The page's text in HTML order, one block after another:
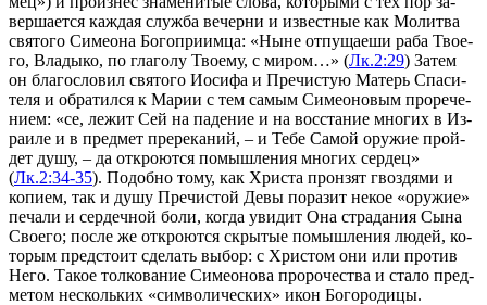
вер­ша­ет­ся каж­дая служ­ба ве­чер­ни и из­вест­ные как Мо­лит­ва
свя­то­го Си­мео­на Бо­го­при­им­ца: «Ны­не от­пу­ща­е­ши ра­ба Тво­е­
го, Вла­ды­ко, по гла­го­лу Тво­е­му, с ми­ром…» (Лк.2:29) За­тем
он бла­го­сло­вил свя­то­го Иоси­фа и Пре­чи­стую Ма­терь Спа­си­
те­ля и об­ра­тил­ся к Ма­рии с тем са­мым Си­мео­но­вым про­ре­че­
ни­ем: «се, ле­жит Сей на па­де­ние и на вос­ста­ние мно­гих в Из­
ра­и­ле и в пред­мет пре­ре­ка­ний, – и Те­бе Са­мой ору­жие прой­
дет ду­шу, – да от­кро­ют­ся по­мыш­ле­ния мно­гих сер­дец»
(Лк.2:34-35). По­доб­но то­му, как Хри­ста прон­зят гвоз­дя­ми и
ко­пи­ем, так и ду­шу Пре­чи­стой Де­вы по­ра­зит не­кое «ору­жие»
пе­ча­ли и сер­деч­ной бо­ли, ко­гда уви­дит Она стра­да­ния Сы­на
Сво­е­го; по­сле же от­кро­ют­ся скры­тые по­мыш­ле­ния лю­дей, ко­
то­рым пред­сто­ит сде­лать вы­бор: с Хри­стом они или про­тив
Не­го. Та­кое тол­ко­ва­ние Си­мео­но­ва про­ро­че­ства и ста­ло пред­
ме­том не­сколь­ких «сим­во­ли­че­ских» икон Бо­го­ро­ди­цы.